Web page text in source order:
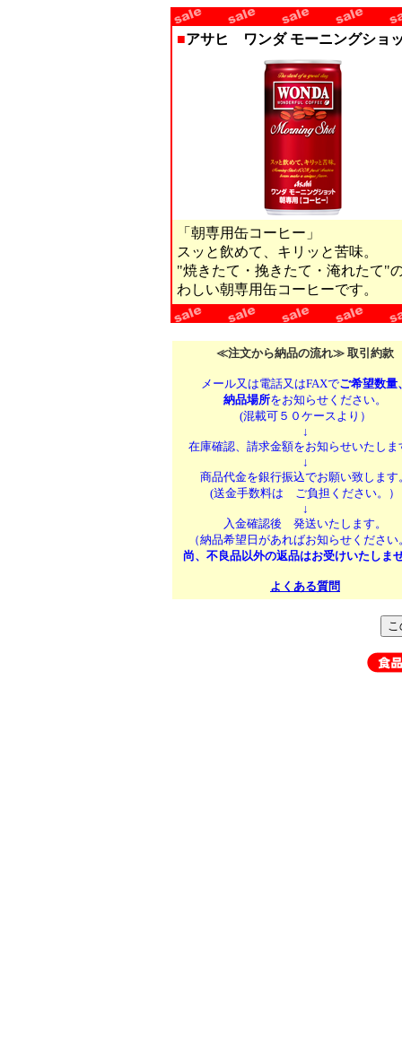
■アサヒ ワンダ モーニングショ
「朝専用缶コーヒー」
スッと飲めて、キリッと苦味。
"焼きたて・挽きたて・淹れたて"
わしい朝専用缶コーヒーです。
≪注文から納品の流れ≫ 取引約款
メール又は電話又はFAXでご希望数量
納品場所をお知らせください。
(混載可５０ケースより）
↓
在庫確認、請求金額をお知らせいたしま
↓
商品代金を銀行振込でお願い致します
(送金手数料は ご負担ください。）
↓
入金確認後 発送いたします。
（納品希望日があればお知らせください
尚、不良品以外の返品はお受けいたしま
よくある質問